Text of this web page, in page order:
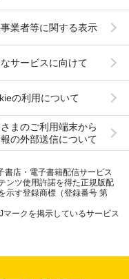
業者等に関する表示
サービスに向けて
の利用について
まのご利用端末から
の外部送信について
書店・電子書籍配信サービス
ンツ使用許諾を得た正規版配
示す登録商標（登録番号 第
ークを掲示しているサービス